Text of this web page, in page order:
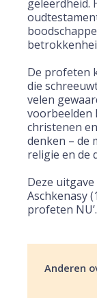
geleerdheid.
De profeten
die
velen
voorbeelden
christenen
denken – de
religie en de
Deze
Aschkenasy
profeten NU’.
Anderen